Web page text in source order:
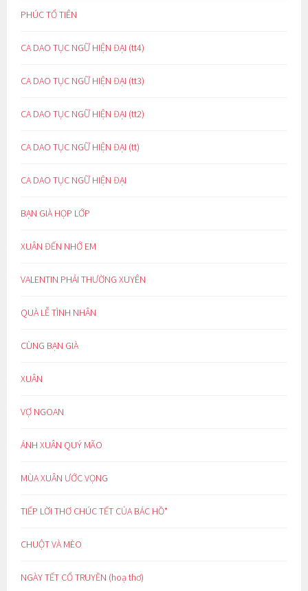
PHÚC TỔ TIÊN
CA DAO TỤC NGỮ HIỆN ĐẠI (tt4)
CA DAO TỤC NGỮ HIỆN ĐẠI (tt3)
CA DAO TỤC NGỮ HIỆN ĐẠI (tt2)
CA DAO TỤC NGỮ HIỆN ĐẠI (tt)
CA DAO TỤC NGỮ HIỆN ĐẠI
BẠN GIÀ HỌP LỚP
XUÂN ĐẾN NHỚ EM
VALENTIN PHẢI THƯỜNG XUYÊN
QUÀ LỄ TÌNH NHÂN
CÙNG BẠN GIÀ
XUÂN
VỢ NGOAN
ÁNH XUÂN QUÝ MÃO
MÙA XUÂN ƯỚC VỌNG
TIẾP LỜI THƠ CHÚC TẾT CỦA BÁC HỒ*
CHUỘT VÀ MÈO
NGÀY TẾT CỔ TRUYỀN (hoạ thơ)